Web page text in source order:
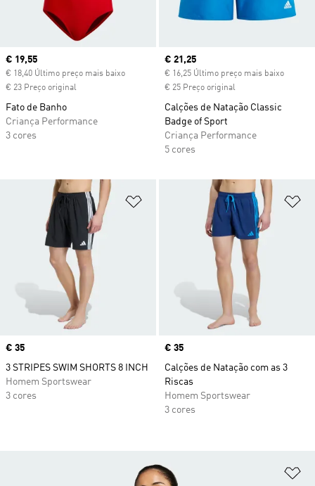
Current price
€ 19,55
€ 18,40 Último preço mais baixo
€ 23 Preço original
Fato de Banho
Criança Performance
3 cores
Current price
€ 21,25
€ 16,25 Último preço mais baixo
€ 25 Preço original
Calções de Natação Classic
Badge of Sport
Criança Performance
5 cores
Adicionar à Lista de Desejos
Price
€ 35
3 STRIPES SWIM SHORTS 8 INCH
Homem Sportswear
3 cores
Price
€ 35
Calções de Natação com as 3
Riscas
Homem Sportswear
3 cores